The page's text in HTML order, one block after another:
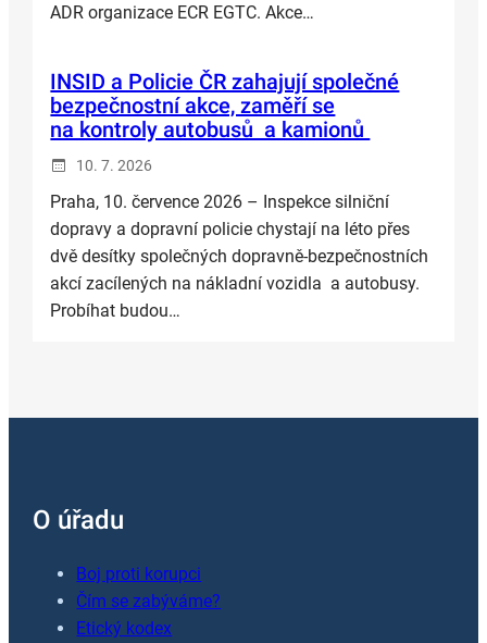
ADR organizace ECR EGTC. Akce…
INSID a Policie ČR zahajují společné
bezpečnostní akce, zaměří se
na kontroly autobusů a kamionů
10. 7. 2026
Praha, 10. července 2026 – Inspekce silniční
dopravy a dopravní policie chystají na léto přes
dvě desítky společných dopravně-bezpečnostních
akcí zacílených na nákladní vozidla a autobusy.
Probíhat budou…
O úřadu
Boj proti korupci
Čím se zabýváme?
Etický kodex